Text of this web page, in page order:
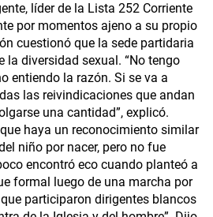
líder de la Lista 252 Corriente
por momentos ajeno a su propio
cuestionó que la sede partidaria
la diversidad sexual. “No tengo
entiendo la razón. Si se va a
las reivindicaciones que andan
una cantidad”, explicó.
haya un reconocimiento similar
niño por nacer, pero no fue
encontró eco cuando planteó a
formal luego de una marcha por
participaron dirigentes blancos